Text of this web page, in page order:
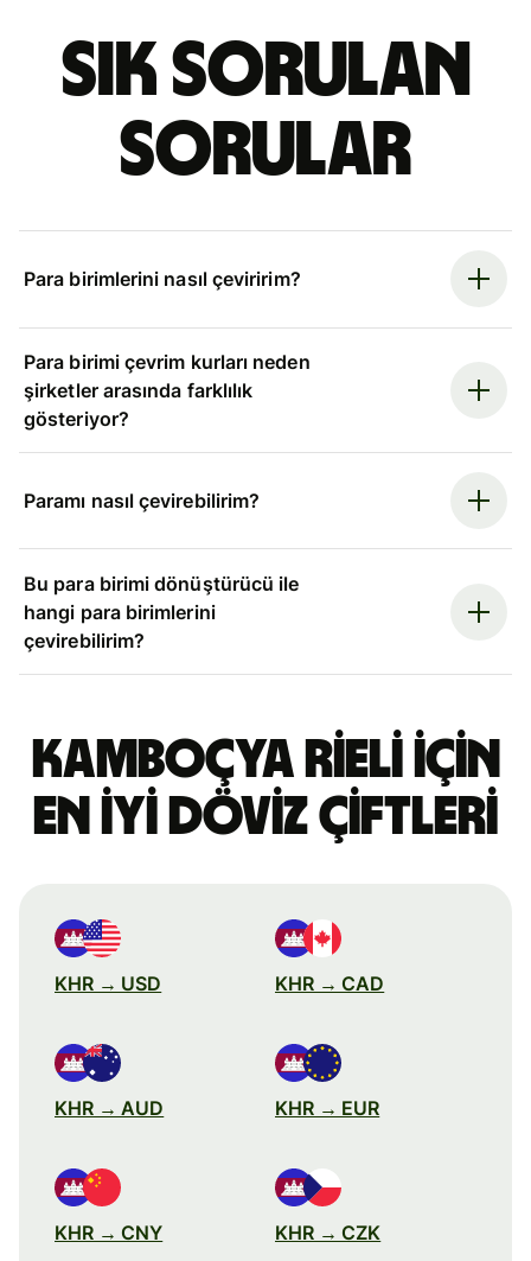
Sık sorulan
sorular
Para birimlerini nasıl çeviririm?
Para birimi çevrim kurları neden
şirketler arasında farklılık
gösteriyor?
Paramı nasıl çevirebilirim?
Bu para birimi dönüştürücü ile
hangi para birimlerini
çevirebilirim?
Kamboçya rieli için
en iyi döviz çiftleri
KHR → USD KHR → CAD
KHR → AUD KHR → EUR
KHR → CNY KHR → CZK